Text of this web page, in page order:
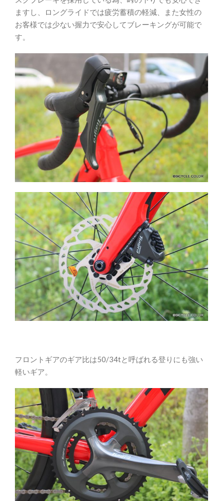
ますし、ロングライドでは疲労蓄積の軽減、また女性の
お客様では少ない握力で安心してブレーキングが可能で
す。
フロントギアのギア比は50/34tと呼ばれる登りにも強い
軽いギア。